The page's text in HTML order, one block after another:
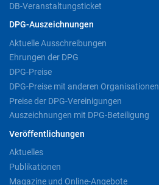
DB-Veranstaltungsticket
DPG-Auszeichnungen
Aktuelle Ausschreibungen
Ehrungen der DPG
DPG-Preise
DPG-Preise mit anderen Organisationen
Preise der DPG-Vereinigungen
Auszeichnungen mit DPG-Beteiligung
Veröffentlichungen
Aktuelles
Publikationen
Magazine und Online-Angebote